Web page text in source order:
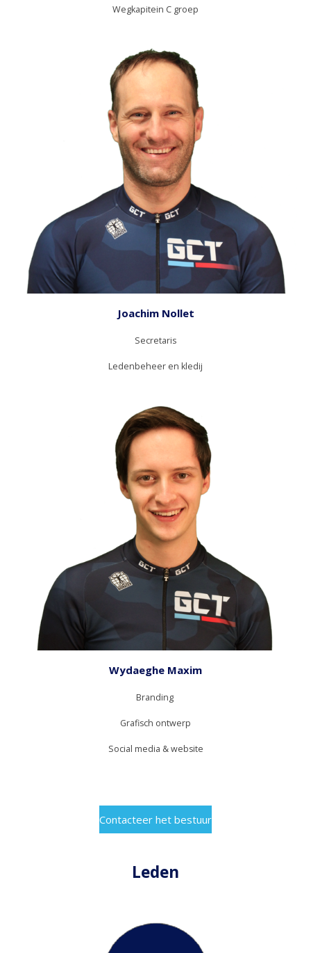
Wegkapitein C groep
Joachim Nollet
Secretaris
Ledenbeheer en kledij
Wydaeghe Maxim
Branding
Grafisch ontwerp
Social media & website
Contacteer het bestuur
Leden